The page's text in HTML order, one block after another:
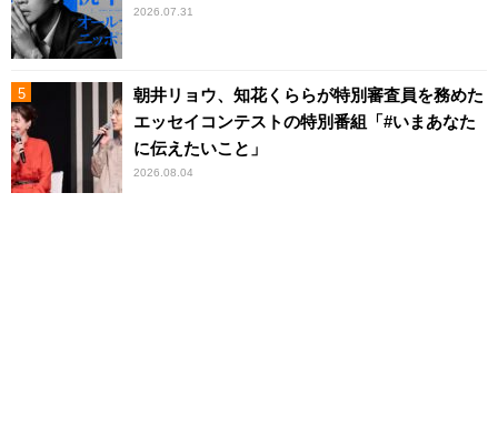
2026.07.31
朝井リョウ、知花くららが特別審査員を務めた
エッセイコンテストの特別番組「#いまあなた
に伝えたいこと」
2026.08.04